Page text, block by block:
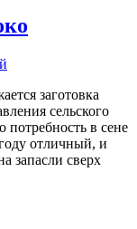
заготовка
сельского
потребность в сене
отличный, и
запасли сверх